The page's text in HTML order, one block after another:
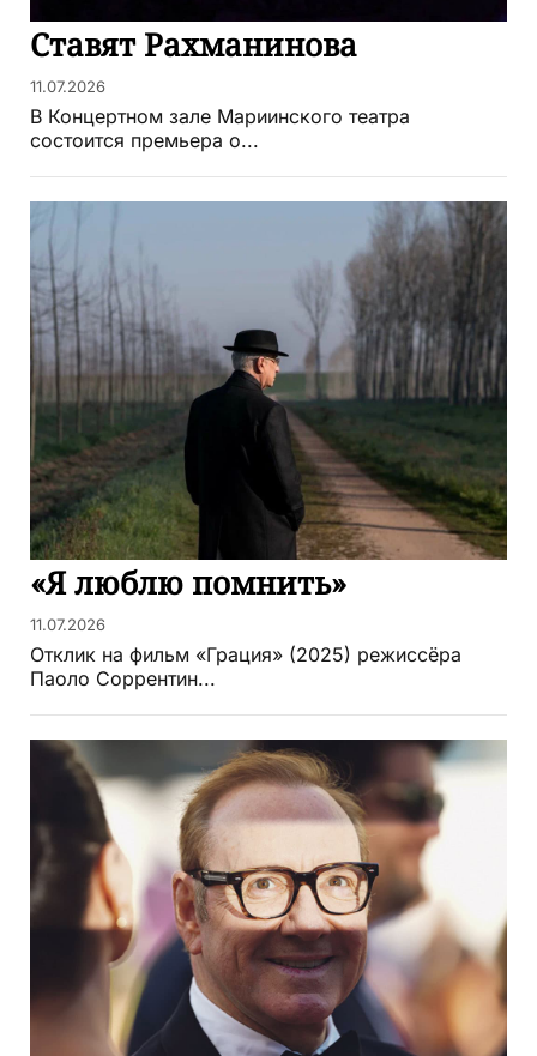
Ставят Рахманинова
11.07.2026
В Концертном зале Мариинского театра
состоится премьера о...
«Я люблю помнить»
11.07.2026
Отклик на фильм «Грация» (2025) режиссёра
Паоло Соррентин...